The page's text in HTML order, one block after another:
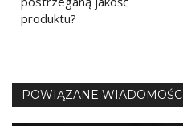
produktu?
POWIĄZANE